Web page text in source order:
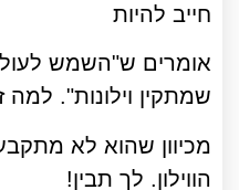
חייב להיות
אומרים ש"השמש
שמתקין וילונות". למה
מכיוון שהוא לא
הווילון. לך תבין!